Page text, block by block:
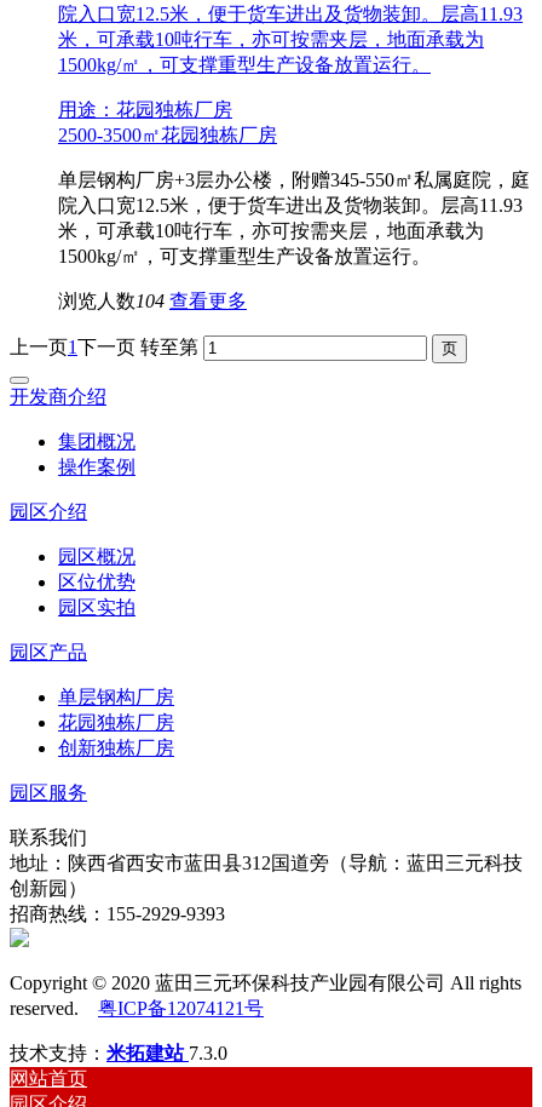
院入口宽12.5米，便于货车进出及货物装卸。层高11.93
米，可承载10吨行车，亦可按需夹层，地面承载为
1500kg/㎡，可支撑重型生产设备放置运行。
用途：花园独栋厂房
2500-3500㎡花园独栋厂房
单层钢构厂房+3层办公楼，附赠345-550㎡私属庭院，庭
院入口宽12.5米，便于货车进出及货物装卸。层高11.93
米，可承载10吨行车，亦可按需夹层，地面承载为
1500kg/㎡，可支撑重型生产设备放置运行。
浏览人数104 查看更多
上一页1下一页 转至第
开发商介绍
集团概况
操作案例
园区介绍
园区概况
区位优势
园区实拍
园区产品
单层钢构厂房
花园独栋厂房
创新独栋厂房
园区服务
联系我们
地址：陕西省西安市蓝田县312国道旁（导航：蓝田三元科技
创新园）
招商热线：155-2929-9393
Copyright © 2020 蓝田三元环保科技产业园有限公司 All rights
reserved. 粤ICP备12074121号
技术支持： 米拓建站 7.3.0
网站首页